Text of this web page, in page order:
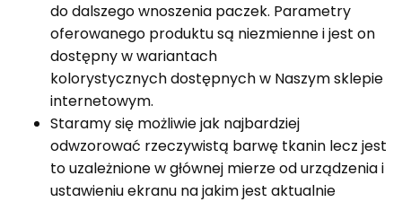
do dalszego wnoszenia paczek. Parametry
oferowanego produktu są niezmienne i jest on
dostępny w wariantach
kolorystycznych dostępnych w Naszym sklepie
internetowym.
Staramy się możliwie jak najbardziej
odwzorować rzeczywistą barwę tkanin lecz jest
to uzależnione w głównej mierze od urządzenia i
ustawieniu ekranu na jakim jest aktualnie